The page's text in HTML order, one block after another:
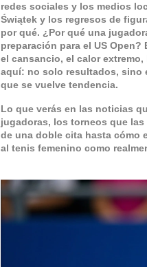
redes sociales y los medios
Świątek y los regresos de
por qué. ¿Por qué una
preparación para el US
el cansancio, el calor
aquí: no solo resultados, sino
que se vuelve tendencia.
Lo que verás en las noticias
jugadoras, los torneos que
de una doble cita hasta cómo
al tenis femenino como